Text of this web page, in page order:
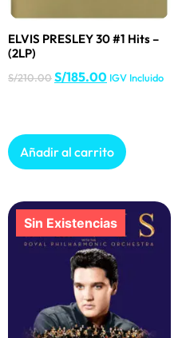
ELVIS PRESLEY 30 #1 Hits –
(2LP)
S/210.00S/185.00 IGV Incluido
Añadir al carrito